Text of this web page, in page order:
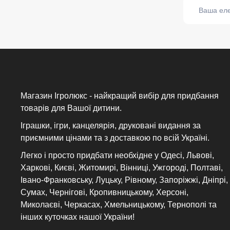
Магазин Ігролюкс - найкращий вибір для придбання
товарів для Вашої дитини.
Іграшки, ігри, канцелярія, друковані видання за
приємними цінами та з доставкою по всій Україні.
Легко і просто придбати необхідне у Одесі, Львові,
Харкові, Києві, Житомирі, Вінниці, Ужгороді, Полтаві,
Івано-Франковську, Луцьку, Рівному, Запоріжжі, Дніпрі,
Сумах, Чернігові, Кропивницькому, Херсоні,
Миколаєві, Черкасах, Хмельницькому, Тернополі та
інших куточках нашої України!